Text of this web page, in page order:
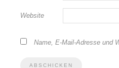
Website
Name, E-Mail-Adresse und